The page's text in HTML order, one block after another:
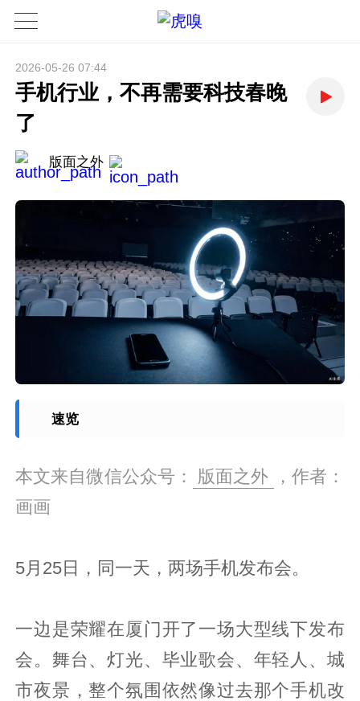
2026-05-26 07:44
手机行业，不再需要科技春晚
了
版面之外
速览
本文来自微信公众号： 版面之外
，作者：
画画
5月25日，同一天，两场手机发布会。
一边是荣耀在厦门开了一场大型线下发布
会。舞台、灯光、毕业歌会、年轻人、城
市夜景，整个氛围依然像过去那个手机改